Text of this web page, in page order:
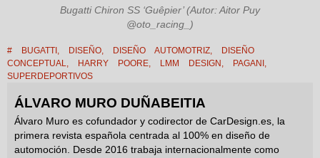
Bugatti Chiron SS ‘Guêpier’ (Autor: Aitor Puy
@oto_racing_)
# BUGATTI , DISEÑO, DISEÑO AUTOMOTRIZ,
DISEÑO
CONCEPTUAL, HARRY POORE, LMM DESIGN , PAGANI ,
SUPERDEPORTIVOS
ÁLVARO MURO DUÑABEITIA
Álvaro Muro es cofundador y codirector de CarDesign.es, la
primera revista española centrada al 100% en diseño de
automoción. Desde 2016 trabaja internacionalmente como